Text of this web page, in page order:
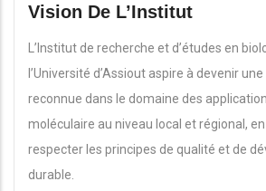
Vision De L’Institut
L’Institut de recherche et d’études en
l’Université d’Assiout aspire à devenir
reconnue dans le domaine des
moléculaire au niveau local et régional,
respecter les principes de qualité et de
durable.